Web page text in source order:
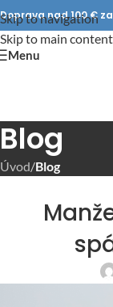
Skip to navigation
Skip to main content
Doprava nad 100 €
Menu
Blog
Úvod/Blog